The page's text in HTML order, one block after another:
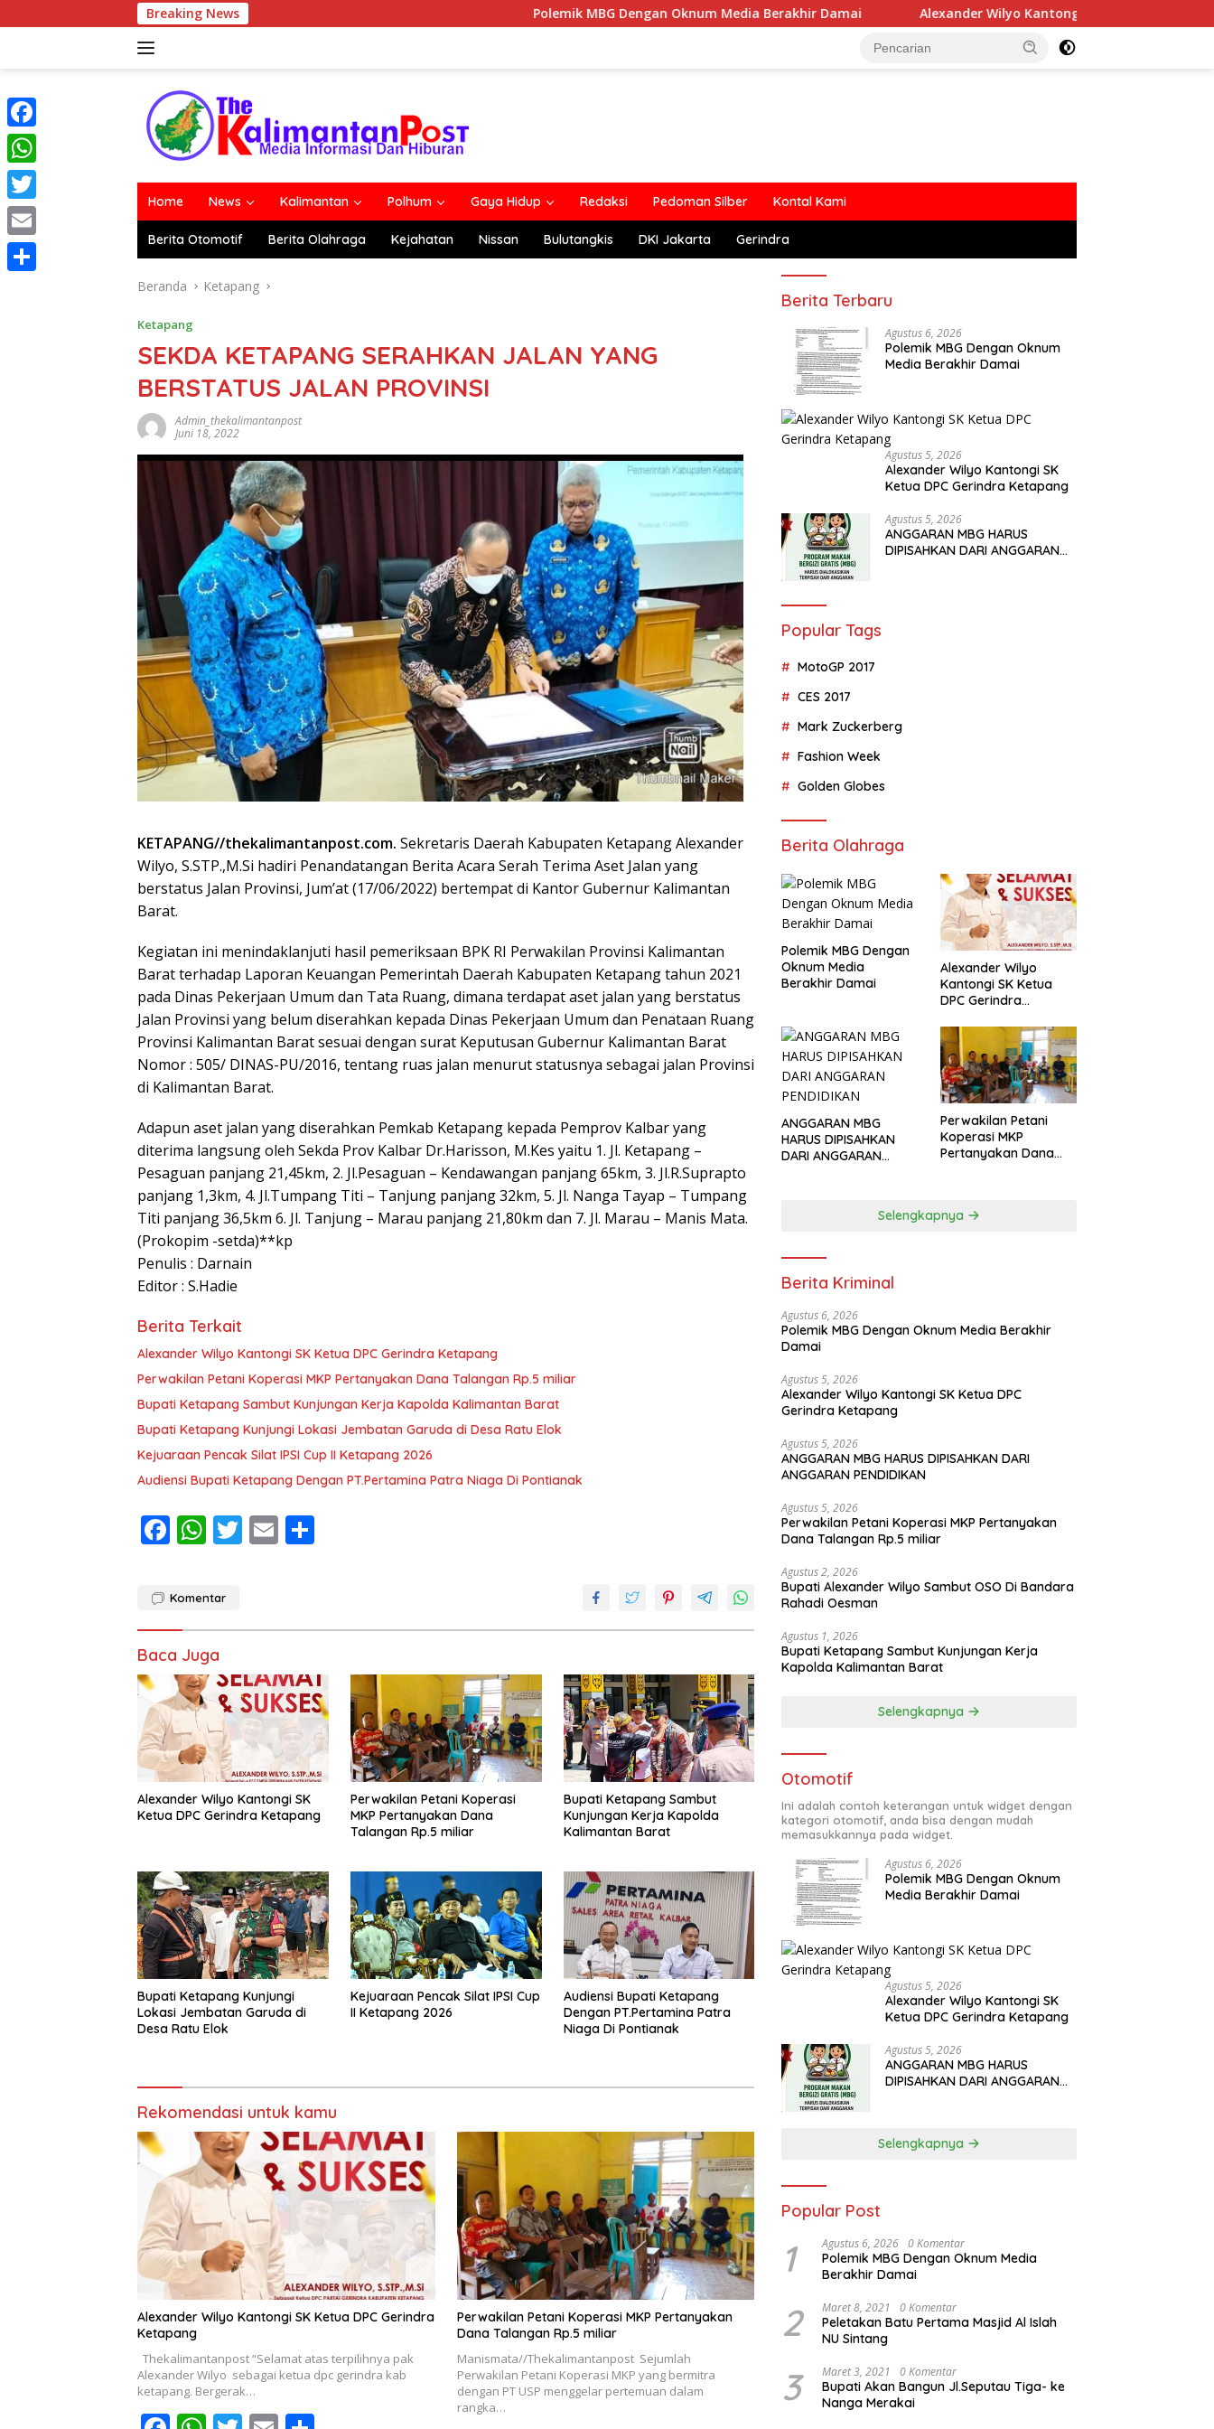
ke
Breaking News Polemik MBG Dengan Oknum Media Berakhir Damai Alexander Wilyo Kantongi SK Ketua DPC Gerindra Ketapang
Home News Kalimantan Polhum Gaya Hidup Redaksi Pedoman Silber Kontal Kami
Berita Otomotif Berita Olahraga Kejahatan Nissan Bulutangkis DKI Jakarta Gerindra
Beranda Ketapang
Ketapang
SEKDA KETAPANG SERAHKAN JALAN YANG
BERSTATUS JALAN PROVINSI
Admin_thekalimantanpost
Juni 18, 2022
KETAPANG//thekalimantanpost.com. Sekretaris Daerah Kabupaten Ketapang Alexander
Wilyo, S.STP.,M.Si hadiri Penandatangan Berita Acara Serah Terima Aset Jalan yang
berstatus Jalan Provinsi, Jum’at (17/06/2022) bertempat di Kantor Gubernur Kalimantan
Barat.
Kegiatan ini menindaklanjuti hasil pemeriksaan BPK RI Perwakilan Provinsi Kalimantan
Barat terhadap Laporan Keuangan Pemerintah Daerah Kabupaten Ketapang tahun 2021
pada Dinas Pekerjaan Umum dan Tata Ruang, dimana terdapat aset jalan yang berstatus
Jalan Provinsi yang belum diserahkan kepada Dinas Pekerjaan Umum dan Penataan Ruang
Provinsi Kalimantan Barat sesuai dengan surat Keputusan Gubernur Kalimantan Barat
Nomor : 505/ DINAS-PU/2016, tentang ruas jalan menurut statusnya sebagai jalan Provinsi
di Kalimantan Barat.
Adapun aset jalan yang diserahkan Pemkab Ketapang kepada Pemprov Kalbar yang
diterima langsung oleh Sekda Prov Kalbar Dr.Harisson, M.Kes yaitu 1. Jl. Ketapang –
Pesaguan panjang 21,45km, 2. Jl.Pesaguan – Kendawangan panjang 65km, 3. Jl.R.Suprapto
panjang 1,3km, 4. Jl.Tumpang Titi – Tanjung panjang 32km, 5. Jl. Nanga Tayap – Tumpang
Titi panjang 36,5km 6. Jl. Tanjung – Marau panjang 21,80km dan 7. Jl. Marau – Manis Mata.
(Prokopim -setda)**kp
Penulis : Darnain
Editor : S.Hadie
Berita Terkait
Alexander Wilyo Kantongi SK Ketua DPC Gerindra Ketapang
Perwakilan Petani Koperasi MKP Pertanyakan Dana Talangan Rp.5 miliar
Bupati Ketapang Sambut Kunjungan Kerja Kapolda Kalimantan Barat
Bupati Ketapang Kunjungi Lokasi Jembatan Garuda di Desa Ratu Elok
Kejuaraan Pencak Silat IPSI Cup II Ketapang 2026
Audiensi Bupati Ketapang Dengan PT.Pertamina Patra Niaga Di Pontianak
F
e
o
o
k
W
at
A
p
p
T E
Komentar
Baca Juga
Alexander Wilyo Kantongi SK
Ketua DPC Gerindra Ketapang
Perwakilan Petani Koperasi
MKP Pertanyakan Dana
Talangan Rp.5 miliar
Bupati Ketapang Sambut
Kunjungan Kerja Kapolda
Kalimantan Barat
Bupati Ketapang Kunjungi
Lokasi Jembatan Garuda di
Desa Ratu Elok
Kejuaraan Pencak Silat IPSI Cup
II Ketapang 2026
Audiensi Bupati Ketapang
Dengan PT.Pertamina Patra
Niaga Di Pontianak
Rekomendasi untuk kamu
Alexander Wilyo Kantongi SK Ketua DPC Gerindra
Ketapang
Thekalimantanpost “Selamat atas terpilihnya pak
Alexander Wilyo sebagai ketua dpc gerindra kab
ketapang. Bergerak…
Perwakilan Petani Koperasi MKP Pertanyakan
Dana Talangan Rp.5 miliar
Manismata//Thekalimantanpost Sejumlah
Perwakilan Petani Koperasi MKP yang bermitra
dengan PT USP menggelar pertemuan dalam
rangka…
Berita Terbaru
Agustus 6, 2026
Polemik MBG Dengan Oknum
Media Berakhir Damai
Agustus 5, 2026
Alexander Wilyo Kantongi SK
Ketua DPC Gerindra Ketapang
Agustus 5, 2026
ANGGARAN MBG HARUS
DIPISAHKAN DARI ANGGARAN
Popular Tags
MotoGP 2017
CES 2017
Mark Zuckerberg
Fashion Week
Golden Globes
Berita Olahraga
Polemik MBG Dengan
Oknum Media
Berakhir Damai
Alexander Wilyo
Kantongi SK Ketua
DPC Gerindra
ANGGARAN MBG
HARUS DIPISAHKAN
DARI ANGGARAN
Perwakilan Petani
Koperasi MKP
Pertanyakan Dana
Selengkapnya
Berita Kriminal
Agustus 6, 2026
Polemik MBG Dengan Oknum Media Berakhir
Damai
Agustus 5, 2026
Alexander Wilyo Kantongi SK Ketua DPC
Gerindra Ketapang
Agustus 5, 2026
ANGGARAN MBG HARUS DIPISAHKAN DARI
ANGGARAN PENDIDIKAN
Agustus 5, 2026
Perwakilan Petani Koperasi MKP Pertanyakan
Dana Talangan Rp.5 miliar
Agustus 2, 2026
Bupati Alexander Wilyo Sambut OSO Di Bandara
Rahadi Oesman
Agustus 1, 2026
Bupati Ketapang Sambut Kunjungan Kerja
Kapolda Kalimantan Barat
Selengkapnya
Otomotif
Ini adalah contoh keterangan untuk widget dengan
kategori otomotif, anda bisa dengan mudah
memasukkannya pada widget.
Agustus 6, 2026
Polemik MBG Dengan Oknum
Media Berakhir Damai
Agustus 5, 2026
Alexander Wilyo Kantongi SK
Ketua DPC Gerindra Ketapang
Agustus 5, 2026
ANGGARAN MBG HARUS
DIPISAHKAN DARI ANGGARAN
Selengkapnya
Popular Post
1 Agustus 6, 2026 0 Komentar
Polemik MBG Dengan Oknum Media
Berakhir Damai
2 Maret 8, 2021 0 Komentar
Peletakan Batu Pertama Masjid Al Islah
NU Sintang
3 Maret 3, 2021 0 Komentar
Bupati Akan Bangun Jl.Seputau Tiga- ke
Nanga Merakai
F
a
c
e
b
W
h
a
T
w
i
E